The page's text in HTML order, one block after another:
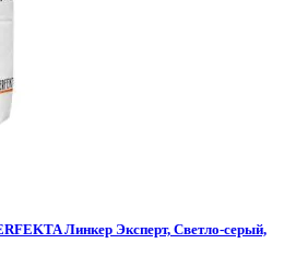
Линкер Эксперт, Светло-серый,